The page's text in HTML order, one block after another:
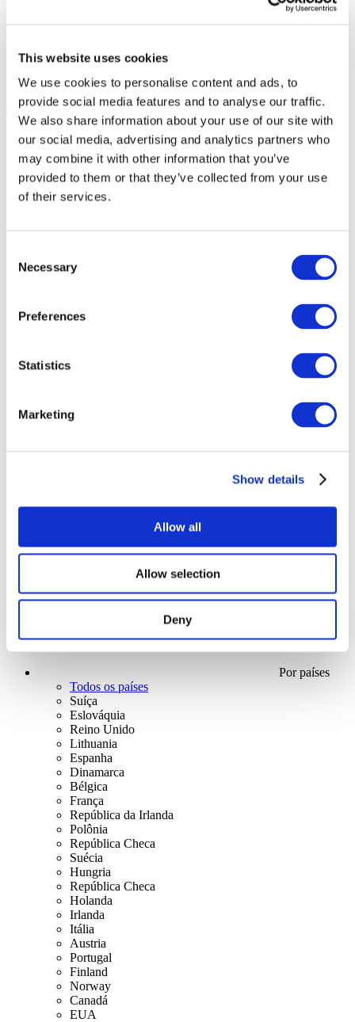
This website uses cookies
We use cookies to personalise content and ads, to
provide social media features and to analyse our traffic.
We also share information about your use of our site with
our social media, advertising and analytics partners who
may combine it with other information that you’ve
provided to them or that they’ve collected from your use
of their services.
Selection
Necessary
Preferences
Statistics
Marketing
Show details
Allow all
Allow selection
Deny
Todos os
Concertos
Por países
Todos os países
Suíça
Eslováquia
Reino Unido
Lithuania
Espanha
Dinamarca
Bélgica
França
República da Irlanda
Polônia
República Checa
Suécia
Hungria
República Checa
Holanda
Irlanda
Itália
Austria
Portugal
Finland
Norway
Canadá
EUA